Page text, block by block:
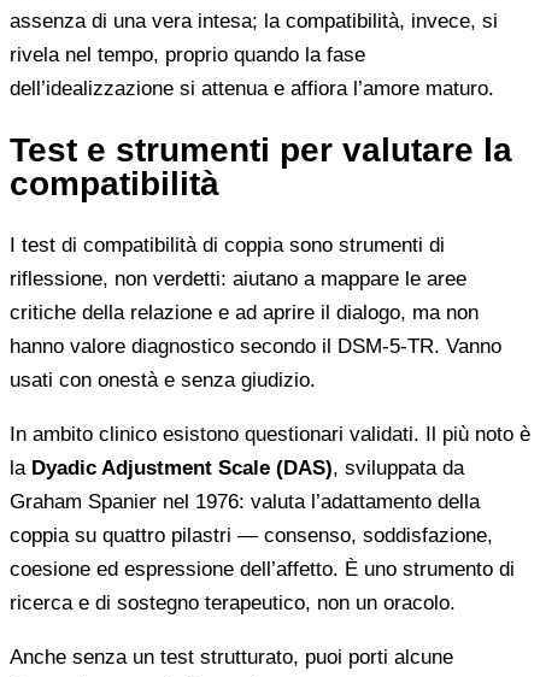
assenza di una vera intesa; la compatibilità, invece, si
rivela nel tempo, proprio quando la fase
dell’idealizzazione si attenua e affiora l’amore maturo.
Test e strumenti per valutare la
compatibilità
I test di compatibilità di coppia sono strumenti di
riflessione, non verdetti: aiutano a mappare le aree
critiche della relazione e ad aprire il dialogo, ma non
hanno valore diagnostico secondo il DSM-5-TR. Vanno
usati con onestà e senza giudizio.
In ambito clinico esistono questionari validati. Il più noto è
la Dyadic Adjustment Scale (DAS), sviluppata da
Graham Spanier nel 1976: valuta l’adattamento della
coppia su quattro pilastri — consenso, soddisfazione,
coesione ed espressione dell’affetto. È uno strumento di
ricerca e di sostegno terapeutico, non un oracolo.
Anche senza un test strutturato, puoi porti alcune